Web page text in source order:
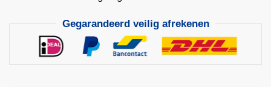
Gegarandeerd veilig afrekenen